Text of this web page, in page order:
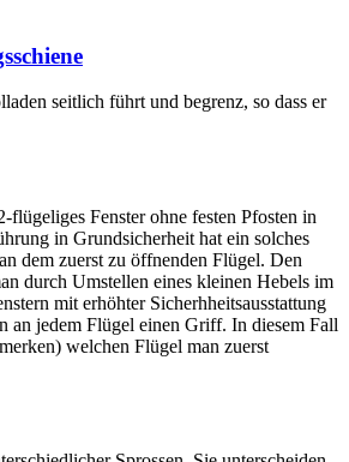
seitlich führt und begrenz, so dass er
flügeliges Fenster ohne festen Pfosten in
in Grundsicherheit hat ein solches
dem zuerst zu öffnenden Flügel. Den
durch Umstellen eines kleinen Hebels im
mit erhöhter Sicherhheitsausstattung
an jedem Flügel einen Griff. In diesem Fall
welchen Flügel man zuerst